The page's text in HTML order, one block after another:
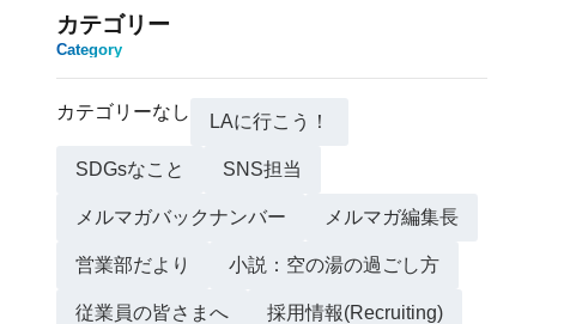
カテゴリー
Category
カテゴリーなし LAに行こう！
SDGsなこと SNS担当
メルマガバックナンバー メルマガ編集長
営業部だより 小説：空の湯の過ごし方
従業員の皆さまへ 採用情報(Recruiting)